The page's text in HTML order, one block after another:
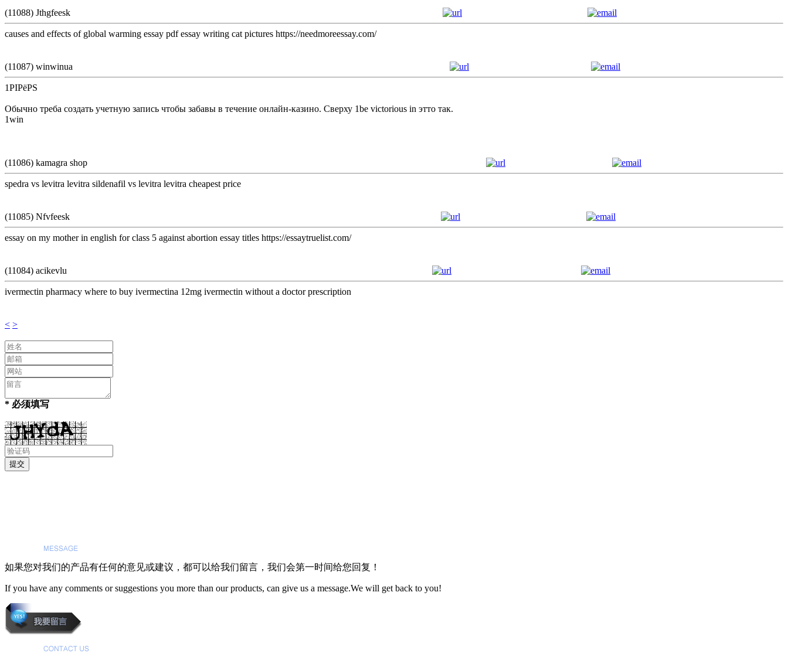
(11088) Jthgfeesk
causes and effects of global warming essay pdf essay writing cat pictures https://needmoreessay.com/
(11087) winwinua
1РІРёРЅ
Обычно треба создать учетную запись чтобы забавы в течение онлайн-казино. Сверху 1be victorious in этто так.
1win
(11086) kamagra shop
spedra vs levitra levitra sildenafil vs levitra levitra cheapest price
(11085) Nfvfeesk
essay on my mother in english for class 5 against abortion essay titles https://essaytruelist.com/
(11084) acikevlu
ivermectin pharmacy where to buy ivermectina 12mg ivermectin without a doctor prescription
< >
* 必须填写
如果您对我们的产品有任何的意见或建议，都可以给我们留言，我们会第一时间给您回复！
If you have any comments or suggestions you more than our products, can give us a message.We will get back to you!